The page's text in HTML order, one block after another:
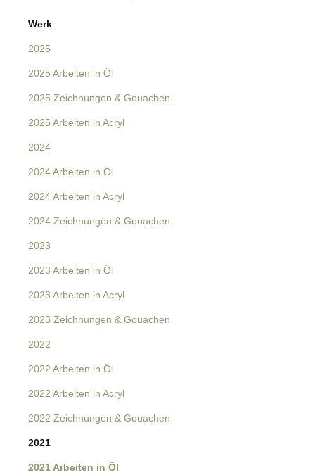
Navigation
Werk
2025
2025 Arbeiten in Öl
2025 Zeichnungen & Gouachen
2025 Arbeiten in Acryl
2024
2024 Arbeiten in Öl
2024 Arbeiten in Acryl
2024 Zeichnungen & Gouachen
2023
2023 Arbeiten in Öl
2023 Arbeiten in Acryl
2023 Zeichnungen & Gouachen
2022
2022 Arbeiten in Öl
2022 Arbeiten in Acryl
2022 Zeichnungen & Gouachen
2021
2021 Arbeiten in Öl